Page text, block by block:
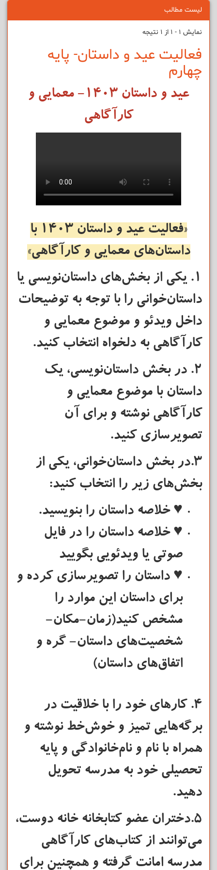
لیست مطالب
نمایش 1 - 1 از 1 نتیجه
فعالیت عید و داستان- پایه
چهارم
عید و داستان ۱۴۰۳- معمایی و
کارآگاهی
«فعالیت عید و داستان 1403
با
داستان‌های معمایی و کارآگاهی»
1. یکی از بخش‌های داستان‌نویسی یا
داستان‌خوانی را با توجه به توضیحات
داخل ویدئو و موضوع معمایی و
کارآگاهی به دلخواه انتخاب کنید.
2. در بخش داستان‌نویسی، یک
داستان با موضوع معمایی و
کارآگاهی نوشته و برای آن
تصویرسازی کنید.
3.در بخش داستان‌خوانی، یکی از
بخش‌های زیر را انتخاب کنید:
♥ خلاصه داستان را بنویسید.
♥ خلاصه داستان را در فایل
صوتی یا ویدئویی بگویید
♥ داستان را تصویرسازی کرده و
برای داستان این موارد را
مشخص کنید(زمان-مکان-
شخصیت‌های داستان- گره و
اتفاق‌های داستان)
۴. کارهای خود را با خلاقیت در
برگه‌هایی تمیز و خوش‌خط نوشته و
همراه با نام و نام‌خانوادگی و پایه
تحصیلی خود به مدرسه تحویل
دهید.
۵.دختران عضو کتابخانه خانه دوست،
می‌توانند از کتاب‌های کارآگاهی
مدرسه امانت گرفته و همچنین برای